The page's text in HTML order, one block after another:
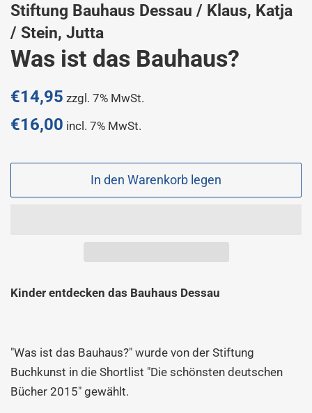
Stiftung Bauhaus Dessau / Klaus, Katja
/ Stein, Jutta
Was ist das Bauhaus?
Normaler
€14,95 zzgl. 7% MwSt.
€16,00 incl. 7% MwSt.
In den Warenkorb legen
Kinder entdecken das Bauhaus Dessau
"Was ist das Bauhaus?" wurde von der Stiftung
Buchkunst in die Shortlist "Die schönsten deutschen
Bücher 2015" gewählt.